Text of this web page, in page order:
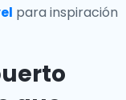
para inspiración